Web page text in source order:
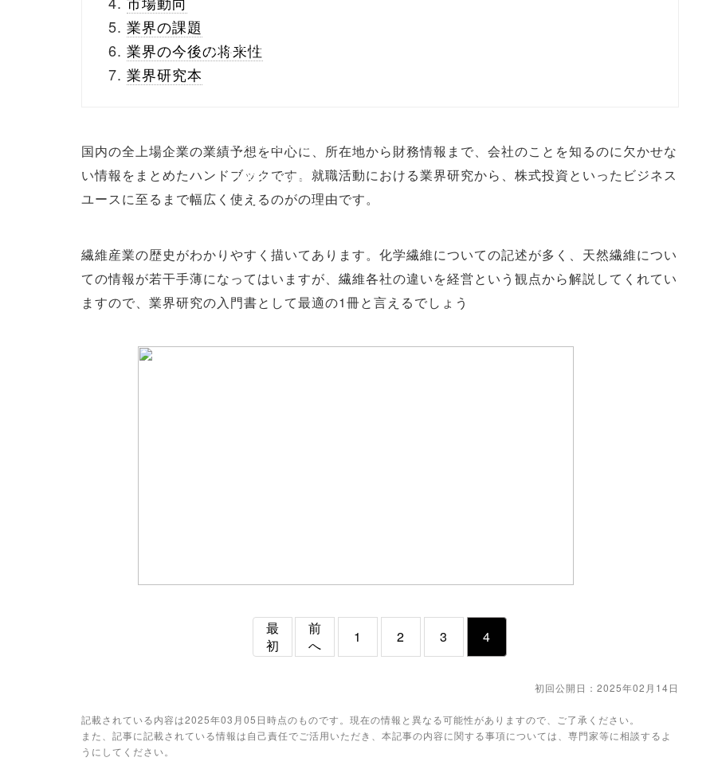
(this.href, 'Gwindow',
menubar=no,
toolbar=no,
scrollbars=yes');
業界の課題
業界の今後の将来性
業界研究本
国内の全上場企業の業績予想を中心に、所在地から財務情報まで、会社のことを知るのに欠かせな
い情報をまとめたハンドブックです。就職活動における業界研究から、株式投資といったビジネス
ユースに至るまで幅広く使えるのがの理由です。
繊維産業の歴史がわかりやすく描いてあります。化学繊維についての記述が多く、天然繊維につい
ての情報が若干手薄になってはいますが、繊維各社の違いを経営という観点から解説してくれてい
ますので、業界研究の入門書として最適の1冊と言えるでしょう
最
初
前
へ
1 2 3 4
初回公開日：2025年02月14日
記載されている内容は2025年03月05日時点のものです。現在の情報と異なる可能性がありますので、ご了承ください。
また、記事に記載されている情報は自己責任でご活用いただき、本記事の内容に関する事項については、専門家等に相談するよ
うにしてください。